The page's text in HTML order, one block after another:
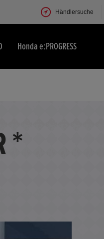
Händlersuche
Honda e:PROGRESS
*